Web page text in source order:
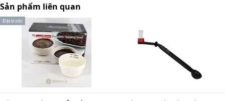
Sản phẩm liên quan
Đặt trước